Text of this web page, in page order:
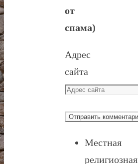
от
спама)
Адрес
сайта
Местная
религиозная